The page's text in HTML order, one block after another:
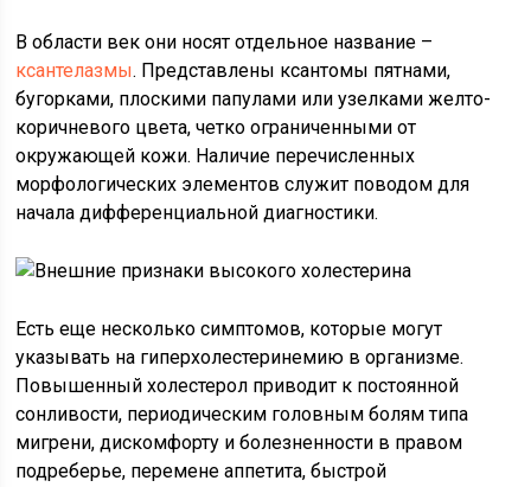
В области век они носят отдельное название –
ксантелазмы. Представлены ксантомы пятнами,
бугорками, плоскими папулами или узелками желто-
коричневого цвета, четко ограниченными от
окружающей кожи. Наличие перечисленных
морфологических элементов служит поводом для
начала дифференциальной диагностики.
Есть еще несколько симптомов, которые могут
указывать на гиперхолестеринемию в организме.
Повышенный холестерол приводит к постоянной
сонливости, периодическим головным болям типа
мигрени, дискомфорту и болезненности в правом
подреберье, перемене аппетита, быстрой